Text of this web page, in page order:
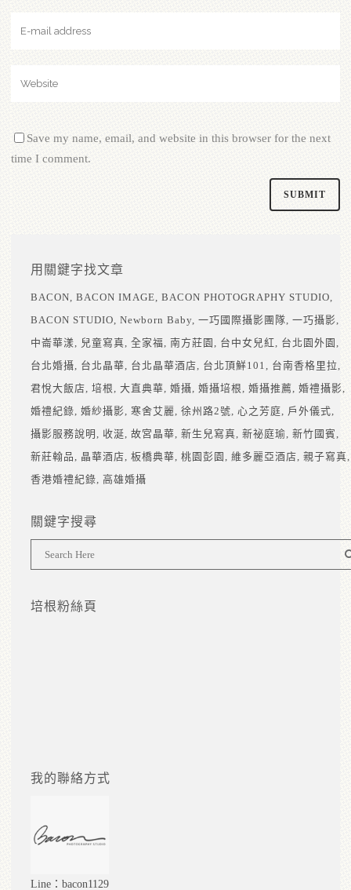
Save my name, email, and website in this browser for the next
time I comment.
用關鍵字找文章
BACON BACON IMAGE BACON PHOTOGRAPHY STUDIO
BACON STUDIO Newborn Baby 一巧國際攝影團隊 一巧攝影
中崙華漾
兒童寫真 全家福 南方莊園 台中女兒紅
台北園外園
台北婚攝
台北晶華 台北晶華酒店 台北頂鮮101
台南香格里拉
君悅大飯店 培根 大直典華 婚攝 婚攝培根 婚攝推薦 婚禮攝影
婚禮紀錄 婚紗攝影 寒舍艾麗 徐州路2號 心之芳庭
戶外儀式
攝影服務說明
收涎 故宮晶華 新生兒寫真 新祕庭瑜 新竹國賓
新莊翰品
晶華酒店 板橋典華 桃園彭園 維多麗亞酒店 親子寫真
香港婚禮紀錄 高雄婚攝
關鍵字搜尋
培根粉絲頁
我的聯絡方式
Line：bacon1129